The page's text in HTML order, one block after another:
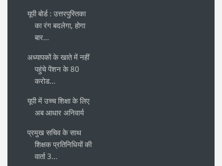
यूपी बोर्ड : उत्तरपुस्तिका
का रंग बदलेगा, होगा
बार...
अध्यापकों के खाते में नहीं
पहुंचे पेंशन के 80
करोड...
यूपी में उच्च शिक्षा के लिए
अब आधार अनिवार्य
प्रमुख सचिव के साथ
शिक्षक प्रतिनिधियों की
वार्ता 3...